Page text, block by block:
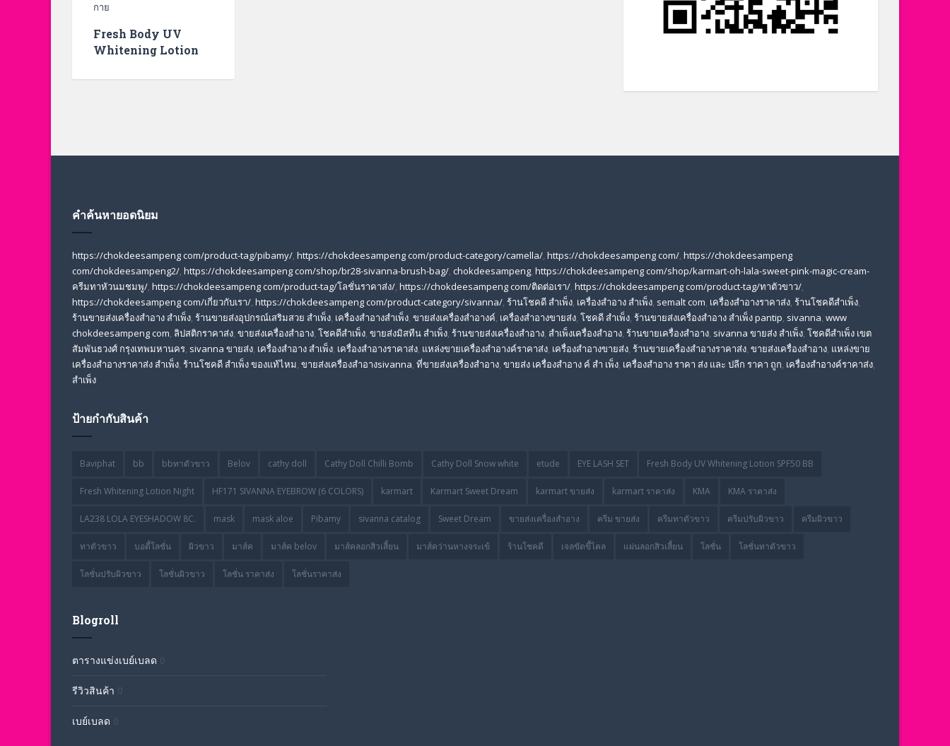
กาย
Fresh Body UV
Whitening Lotion
ขาว กลิ่นเกรซ
คำค้นหายอดนิยม
https://chokdeesampeng com/product-tag/pibamy/, https://chokdeesampeng com/product-category/camella/, https://chokdeesampeng com/, https://chokdeesampeng
com/chokdeesampeng2/, https://chokdeesampeng com/shop/br28-sivanna-brush-bag/, chokdeesampeng, https://chokdeesampeng com/shop/karmart-oh-lala-sweet-pink-magic-cream-
ครีมทาหัวนมชมพู/, https://chokdeesampeng com/product-tag/โลชั่นราคาส่ง/, https://chokdeesampeng com/ติดต่อเรา/, https://chokdeesampeng com/product-tag/ทาตัวขาว/,
https://chokdeesampeng com/เกี่ยวกับเรา/, https://chokdeesampeng com/product-category/sivanna/, ร้านโชคดี สําเพ็ง, เครื่องสำอาง สำเพ็ง, semalt com, เครื่องสำอางราคาส่ง, ร้านโชคดีสำเพ็ง,
ร้านขายส่งเครื่องสําอาง สําเพ็ง, ร้านขายส่งอุปกรณ์เสริมสวย สําเพ็ง, เครื่องสำอางสำเพ็ง, ขายส่งเครื่องสำอางค์, เครื่องสำอางขายส่ง, โชคดี สําเพ็ง, ร้านขายส่งเครื่องสําอาง สําเพ็ง pantip, sivanna, www
chokdeesampeng com, ลิปสติกราคาส่ง, ขายส่งเครื่องสำอาง, โชคดีสำเพ็ง, ขายส่งมิสทีน สําเพ็ง, ร้านขายส่งเครื่องสำอาง, สําเพ็งเครื่องสําอาง, ร้านขายเครื่องสำอาง, sivanna ขายส่ง สําเพ็ง, โชคดีสำเพ็ง เขต
สัมพันธวงศ์ กรุงเทพมหานคร, sivanna ขายส่ง, เครื่องสําอาง สําเพ็ง, เครื่องสําอางราคาส่ง, แหล่งขายเครื่องสําอางค์ราคาส่ง, เครื่องสําอางขายส่ง, ร้านขายเครื่องสําอางราคาส่ง, ขายส่งเครื่องสําอาง, แหล่งขาย
เครื่องสําอางราคาส่ง สําเพ็ง, ร้านโชคดี สําเพ็ง ของแท้ไหม, ขายส่งเครื่องสําอางsivanna, ที่ขายส่งเครื่องสําอาง, ขายส่ง เครื่องสำอาง ค์ สำ เพ็ง, เครื่องสำอาง ราคา ส่ง และ ปลีก ราคา ถูก, เครื่องสำอางค์ราคาส่ง,
สำเพ็ง
ป้ายกำกับสินค้า
Baviphat bb bbทาตัวขาว Belov cathy doll Cathy Doll Chilli Bomb Cathy Doll Snow white etude EYE LASH SET Fresh Body UV Whitening Lotion SPF50 BB
Fresh Whitening Lotion Night HF171 SIVANNA EYEBROW (6 COLORS) karmart Karmart Sweet Dream karmart ขายส่ง karmart ราคาส่ง KMA KMA ราคาส่ง
LA238 LOLA EYESHADOW 8C. mask mask aloe Pibamy sivanna catalog Sweet Dream ขายส่งเครื่องสำอาง ครีม ขายส่ง ครีมทาตัวขาว ครีมปรับผิวขาว ครีมผิวขาว
ทาตัวขาว บอดี้โลชั่น ผิวขาว มาส์ค มาส์ค belov มาส์คลอกสิวเสี้ยน มาส์คว่านหางจระเข้ ร้านโชคดี เจลขัดขี้ไคล แผ่นลอกสิวเสี้ยน โลชั่น โลชั่นทาตัวขาว
โลชั่นปรับผิวขาว โลชั่นผิวขาว โลชั่น ราคาส่ง โลชั่นราคาส่ง
Blogroll
ตารางแข่งเบย์เบลด 0
รีวิวสินค้า 0
เบย์เบลด 0